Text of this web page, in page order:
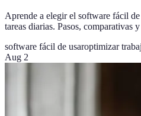
Aprende a elegir el software fácil
tareas diarias. Pasos, comparativas
software fácil de usaroptimizar
Aug 2